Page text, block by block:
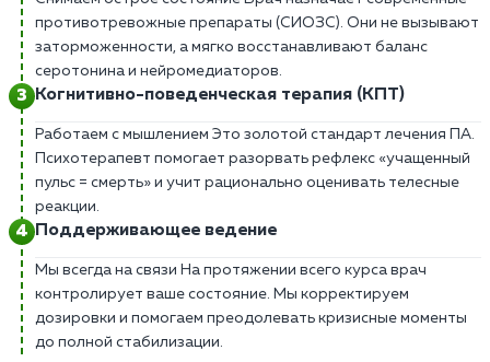
противотревожные препараты (СИОЗС). Они не вызывают
заторможенности, а мягко восстанавливают баланс
серотонина и нейромедиаторов.
Когнитивно-поведенческая терапия (КПТ)
Работаем с мышлением Это золотой стандарт лечения ПА.
Психотерапевт помогает разорвать рефлекс «учащенный
пульс = смерть» и учит рационально оценивать телесные
реакции.
Поддерживающее ведение
Мы всегда на связи На протяжении всего курса врач
контролирует ваше состояние. Мы корректируем
дозировки и помогаем преодолевать кризисные моменты
до полной стабилизации.